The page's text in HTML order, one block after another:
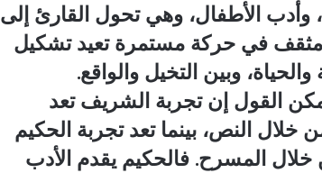
وأدب الأطفال، وهي تحول القارئ إلى
مثقف في حركة مستمرة تعيد تشكيل
وبين التخيل والواقع.
القول إن تجربة الشريف تعد
خلال النص، بينما تعد تجربة الحكيم
خلال المسرح. فالحكيم يقدم الأدب